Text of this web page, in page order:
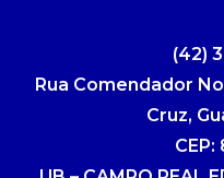
(42)
Rua Comendador
Cruz,
CEP: